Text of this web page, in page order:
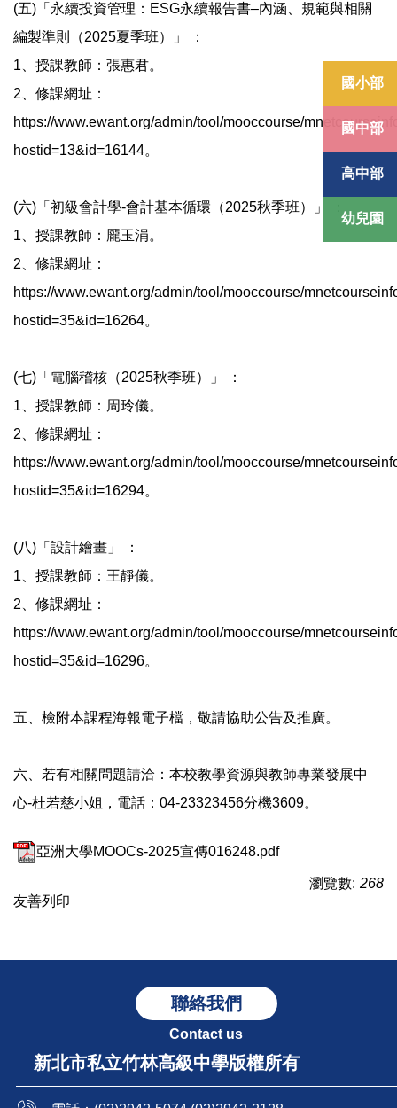
國小部
國中部
高中部
幼兒園
(五)「永續投資管理：ESG永續報告書–內涵、規範與相關
編製準則（2025夏季班）」 ：
1、授課教師：張惠君。
2、修課網址：
https://www.ewant.org/admin/tool/mooccourse/
hostid=13&id=16144。
(六)「初級會計學-會計基本循環（2025秋季班）」 ：
1、授課教師：龎玉涓。
2、修課網址：
https://www.ewant.org/admin/tool/mooccourse/
hostid=35&id=16264。
(七)「電腦稽核（2025秋季班）」 ：
1、授課教師：周玲儀。
2、修課網址：
https://www.ewant.org/admin/tool/mooccourse/
hostid=35&id=16294。
(八)「設計繪畫」 ：
1、授課教師：王靜儀。
2、修課網址：
https://www.ewant.org/admin/tool/mooccourse/
hostid=35&id=16296。
五、檢附本課程海報電子檔，敬請協助公告及推廣。
六、若有相關問題請洽：本校教學資源與教師專業發展中
心-杜若慈小姐，電話：04-23323456分機3609。
亞洲大學MOOCs-2025宣傳016248.pdf
瀏覽數: 268
友善列印
聯絡我們
Contact us
新北市私立竹林高級中學版權所有